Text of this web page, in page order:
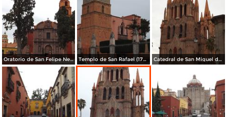
Oratorio de San Felipe Neri (1712). Abril/2014 Templo de San Rafael (1742). Abril/2014 Catedral de San Miguel de estilo gótico. Abril/2014